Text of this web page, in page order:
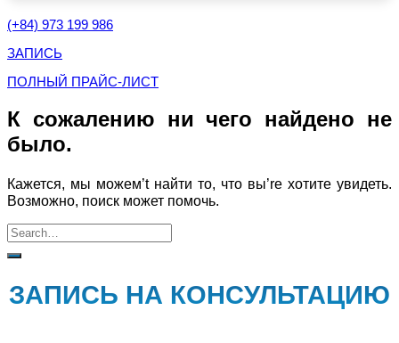
(+84) 973 199 986
ЗАПИСЬ
ПОЛНЫЙ ПРАЙС-ЛИСТ
К сожалению ни чего найдено не
было.
Кажется, мы можем’t найти то, что вы’re хотите увидеть.
Возможно, поиск может помочь.
ЗАПИСЬ НА КОНСУЛЬТАЦИЮ